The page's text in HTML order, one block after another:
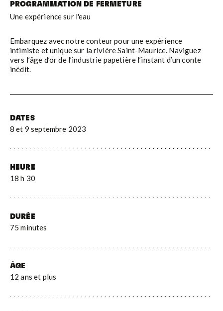
PROGRAMMATION DE FERMETURE
Une expérience sur l'eau
Embarquez avec notre conteur pour une expérience
intimiste et unique sur la rivière Saint-Maurice. Naviguez
vers l’âge d’or de l’industrie papetière l’instant d’un conte
inédit.
DATES
8 et 9 septembre 2023
HEURE
18 h 30
DURÉE
75 minutes
ÂGE
12 ans et plus